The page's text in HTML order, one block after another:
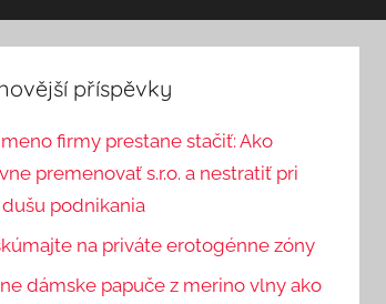
příspěvky
firmy prestane stačiť: Ako
premenovať s.r.o. a nestratiť pri
podnikania
na priváte erotogénne zóny
dámske papuče z merino vlny ako